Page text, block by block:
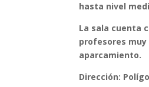
hasta nivel
La sala cuenta
profesores muy
aparcamiento.
Dirección: